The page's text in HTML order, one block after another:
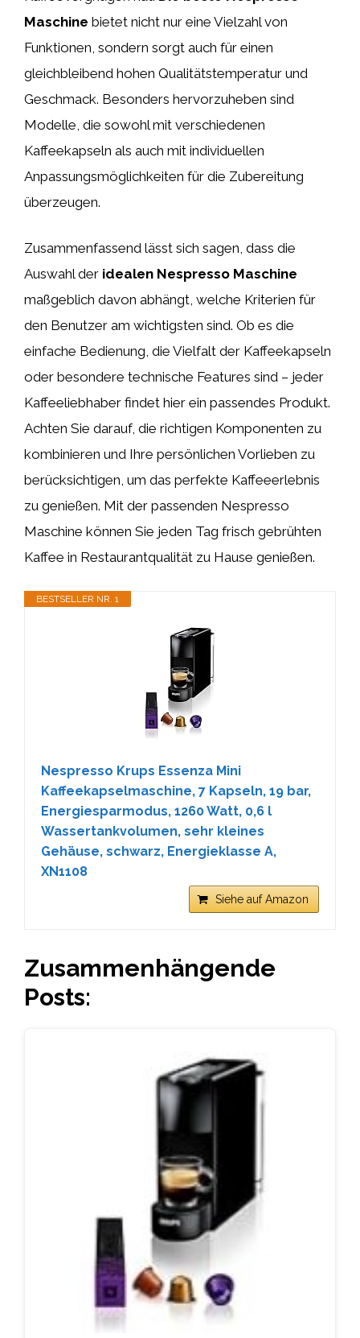
Maschine bietet nicht nur eine Vielzahl von
Funktionen, sondern sorgt auch für einen
gleichbleibend hohen Qualitätstemperatur und
Geschmack. Besonders hervorzuheben sind
Modelle, die sowohl mit verschiedenen
Kaffeekapseln als auch mit individuellen
Anpassungsmöglichkeiten für die Zubereitung
überzeugen.
Zusammenfassend lässt sich sagen, dass die
Auswahl der idealen Nespresso Maschine
maßgeblich davon abhängt, welche Kriterien für
den Benutzer am wichtigsten sind. Ob es die
einfache Bedienung, die Vielfalt der Kaffeekapseln
oder besondere technische Features sind – jeder
Kaffeeliebhaber findet hier ein passendes Produkt.
Achten Sie darauf, die richtigen Komponenten zu
kombinieren und Ihre persönlichen Vorlieben zu
berücksichtigen, um das perfekte Kaffeeerlebnis
zu genießen. Mit der passenden Nespresso
Maschine können Sie jeden Tag frisch gebrühten
Kaffee in Restaurantqualität zu Hause genießen.
BESTSELLER NR. 1
Nespresso Krups Essenza Mini
Kaffeekapselmaschine, 7 Kapseln, 19 bar,
Energiesparmodus, 1260 Watt, ‎0,6 l
Wassertankvolumen, sehr kleines
Gehäuse, schwarz, Energieklasse A,
XN1108
Siehe auf Amazon
Zusammenhängende
Posts: